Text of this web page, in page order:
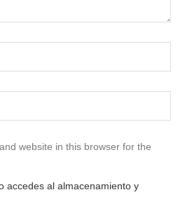
website in this browser for the
accedes al almacenamiento y